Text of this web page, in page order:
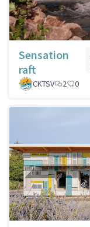
Sensation
raft
CKTSV
2 0